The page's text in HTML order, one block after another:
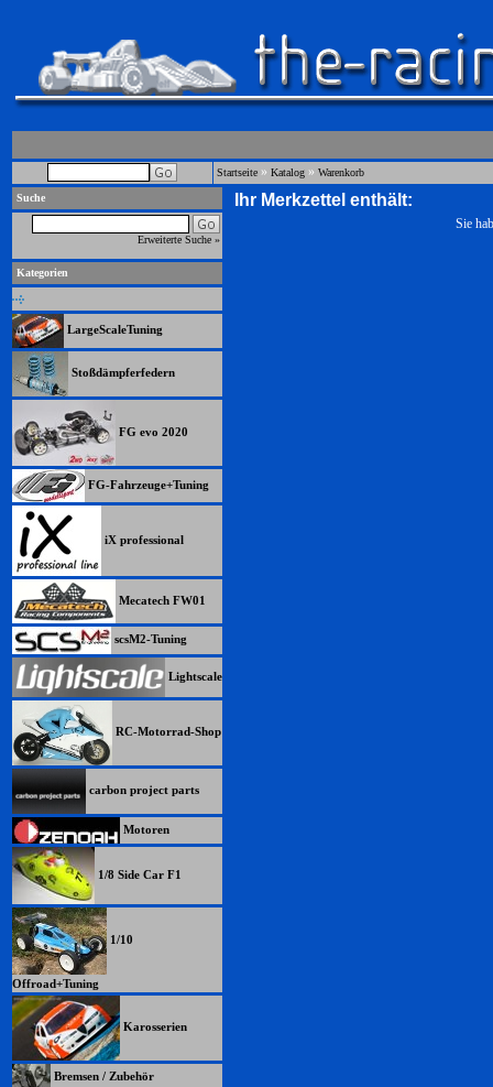
Startseite » Katalog » Warenkorb
Suche
Erweiterte Suche »
Kategorien
LargeScaleTuning
Stoßdämpferfedern
FG evo 2020
FG-Fahrzeuge+Tuning
iX professional
Mecatech FW01
scsM2-Tuning
Lightscale
RC-Motorrad-Shop
carbon project parts
Motoren
1/8 Side Car F1
1/10
Offroad+Tuning
Karosserien
Bremsen / Zubehör
Ihr Merkzettel enthält:
Sie